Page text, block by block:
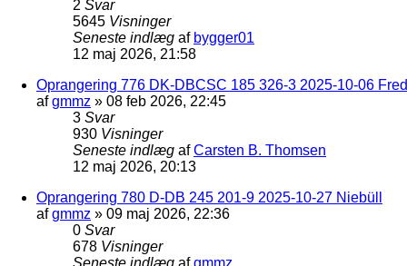
2 Svar
5645 Visninger
Seneste indlæg af bygger01
12 maj 2026, 21:58
Oprangering 776 DK-DBCSC 185 326-3 2025-10-06
afgmmz » 08 feb 2026, 22:45
3 Svar
930 Visninger
Seneste indlæg afCarsten B. Thomsen
12 maj 2026, 20:13
Oprangering 780 D-DB 245 201-9 2025-10-27 Niebüll
afgmmz » 09 maj 2026, 22:36
0 Svar
678 Visninger
Seneste indlæg afgmmz